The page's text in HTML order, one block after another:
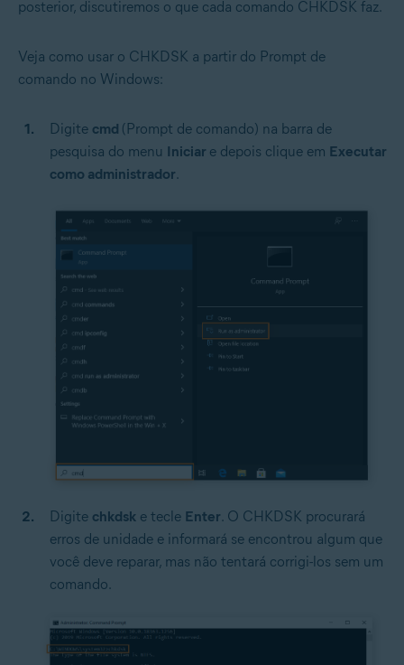
posterior, discutiremos o que cada comando CHKDSK faz.
Veja como usar o CHKDSK a partir do Prompt de
comando no Windows:
Digite cmd (Prompt de comando) na barra de
pesquisa do menu Iniciar e depois clique em Executar
como administrador.
Digite chkdsk e tecle Enter. O CHKDSK procurará
erros de unidade e informará se encontrou algum que
você deve reparar, mas não tentará corrigi-los sem um
comando.